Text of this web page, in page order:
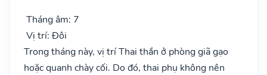
Tháng âm: 7
Vị trí: Đôi
Trong tháng này, vị trí Thai thần ở phòng giã gạo
hoặc quanh chày cối. Do đó, thai phụ không nên